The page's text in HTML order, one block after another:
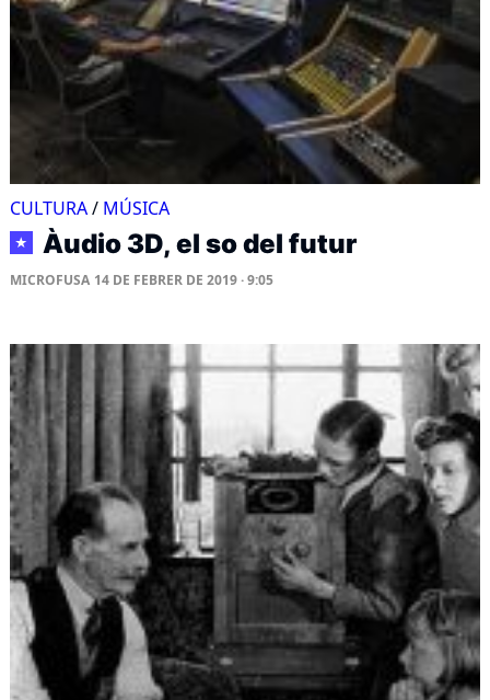
CULTURA/ MÚSICA
★ Àudio 3D, el so del futur
MICROFUSA 14 DE FEBRER DE 2019 · 9:05